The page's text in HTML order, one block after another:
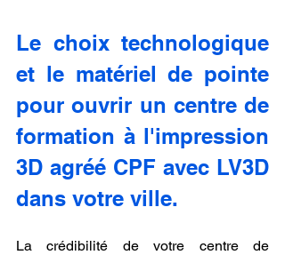
Le choix technologique
et le matériel de pointe
pour ouvrir un centre de
formation à l'impression
3D agréé CPF avec LV3D
dans votre ville.
La crédibilité de votre centre de